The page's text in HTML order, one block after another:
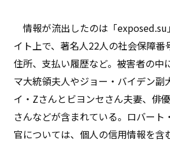
情報が流出したのは「exposed.su
イト上で、著名人22人の社会保障番
住所、支払い履歴など。被害者の中
マ大統領夫人やジョー・バイデン副
イ・Zさんとビヨンセさん夫妻、俳
さんなどが含まれている。ロバート
官については、個人の信用情報を含